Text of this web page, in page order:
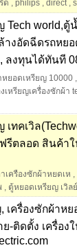
ด , philips , direct,
Tech world,
างอัดฉีดรถหย
ลงทุนได้ทันที
หยอดเหรียญ 10000 ,
เหรียญเครื่องซักผ้า
เทคเวิล
รีตลอด สินค้า
เครืองซักผ้าหยดเห ,
, ตู้หยอดเหรียญ เวิล
เครื่องซักผ้าห
-ติดตั้ง เครื่อง